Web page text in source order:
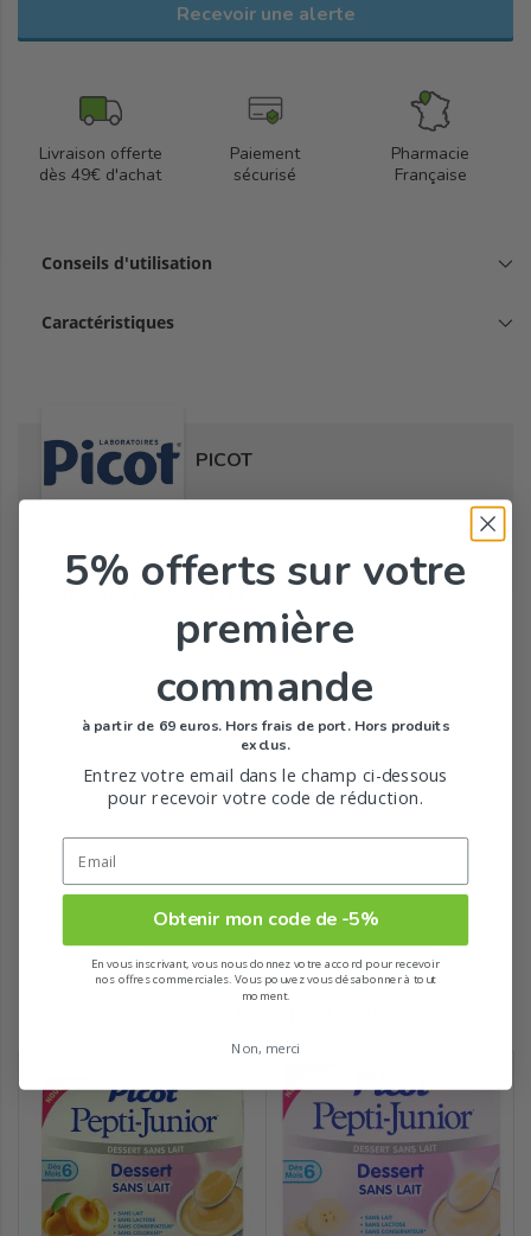
Recevoir une alerte
Livraison offerte
dès 49€ d'achat
Paiement
sécurisé
Pharmacie
Française
Conseils d'utilisation
Caractéristiques
PICOT
5% offerts sur votre
première
commande
à partir de 69 euros. Hors frais de port. Hors produits
exclus.
Entrez votre email dans le champ ci-dessous
pour recevoir votre code de réduction.
Obtenir mon code de -5%
En vous inscrivant, vous nous donnez votre accord pour recevoir
nos offres commerciales. Vous pouvez vous désabonner à tout
moment.
Non, merci